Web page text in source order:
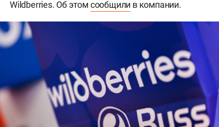
Wildberries. Об этом сообщили в компании.